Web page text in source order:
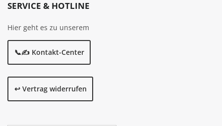
SERVICE & HOTLINE
Hier geht es zu unserem
📞✍️ Kontakt-Center
↩️ Vertrag widerrufen